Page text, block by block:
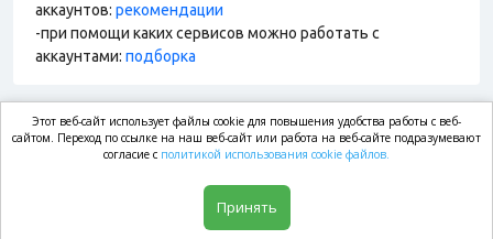
аккаунтов: рекомендации
-при помощи каких сервисов можно работать с
аккаунтами: подборка
market.com
Этот веб-сайт использует файлы cookie для повышения удобства работы с веб-
сайтом. Переход по ссылке на наш веб-сайт или работа на веб-сайте подразумевают
согласие с политикой использования cookie файлов.
Принять